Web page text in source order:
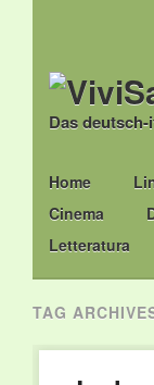
Das
Main menu
Skip
to
content
Home
Cinema
Letteratura
TAG